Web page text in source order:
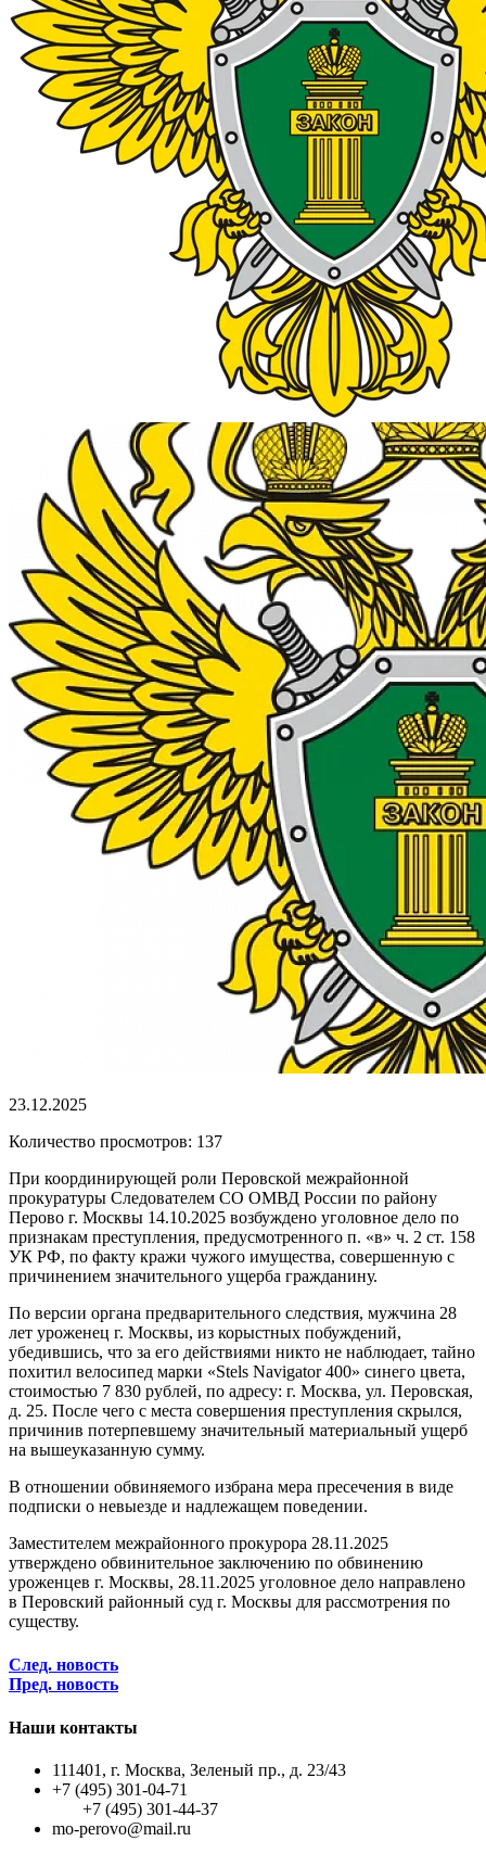
23.12.2025
Количество просмотров: 137
При координирующей роли Перовской межрайонной
прокуратуры Следователем СО ОМВД России по району
Перово г. Москвы 14.10.2025 возбуждено уголовное дело по
признакам преступления, предусмотренного п. «в» ч. 2 ст. 158
УК РФ, по факту кражи чужого имущества, совершенную с
причинением значительного ущерба гражданину.
По версии органа предварительного следствия, мужчина 28
лет уроженец г. Москвы, из корыстных побуждений,
убедившись, что за его действиями никто не наблюдает, тайно
похитил велосипед марки «Stels Navigator 400» синего цвета,
стоимостью 7 830 рублей, по адресу: г. Москва, ул. Перовская,
д. 25. После чего с места совершения преступления скрылся,
причинив потерпевшему значительный материальный ущерб
на вышеуказанную сумму.
В отношении обвиняемого избрана мера пресечения в виде
подписки о невыезде и надлежащем поведении.
Заместителем межрайонного прокурора 28.11.2025
утверждено обвинительное заключению по обвинению
уроженцев г. Москвы, 28.11.2025 уголовное дело направлено
в Перовский районный суд г. Москвы для рассмотрения по
существу.
След. новость
Пред. новость
Наши контакты
111401, г. Москва, Зеленый пр., д. 23/43
+7 (495) 301-04-71
+7 (495) 301-44-37
mo-perovo@mail.ru